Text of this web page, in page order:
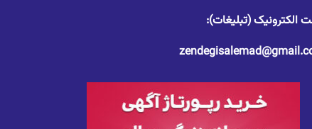
الکترونیک (تبلیغات):